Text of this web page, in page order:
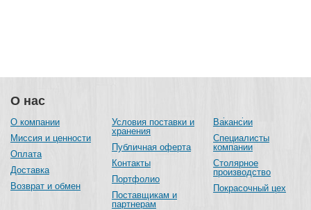
О нас
О компании
Миссия и ценности
Оплата
Доставка
Возврат и обмен
Условия поставки и
хранения
Публичная оферта
Контакты
Портфолио
Поставщикам и
партнерам
Вакансии
Специалисты
компании
Столярное
производство
Покрасочный цех